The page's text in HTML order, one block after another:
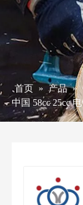
首页 » 产品 »
中国 58cc 25cc